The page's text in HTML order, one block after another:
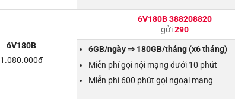
6V180B
1.080.000đ
6V180B 388208820
gửi290
6GB/ngày ⇒ 180GB/tháng (x6 tháng)
Miễn phí gọi nội mạng dưới 10 phút
Miễn phí 600 phút gọi ngoại mạng